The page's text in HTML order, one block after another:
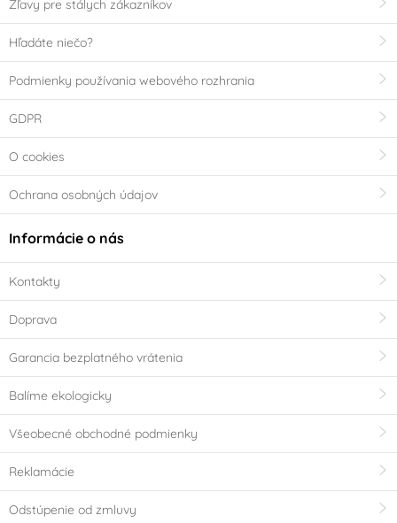
Zľavy pre stálych zákazníkov
Hľadáte niečo?
Podmienky používania webového rozhrania
GDPR
O cookies
Ochrana osobných údajov
Informácie o nás
Kontakty
Doprava
Garancia bezplatného vrátenia
Balíme ekologicky
Všeobecné obchodné podmienky
Reklamácie
Odstúpenie od zmluvy